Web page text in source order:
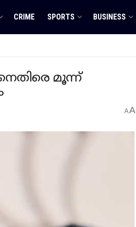
CRIME SPORTS BUSINESS
മൂന്ന്
AA